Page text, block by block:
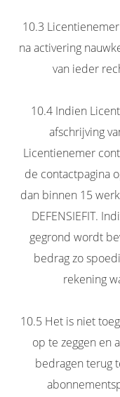
10.3
na activering
van ieder
10.4 Indien
afschrijving
Licentienemer
de contactpagina
dan binnen 15
DEFENSIEFIT.
gegrond wordt
bedrag zo
rekening
10.5 Het is niet
op te zeggen en
bedragen terug